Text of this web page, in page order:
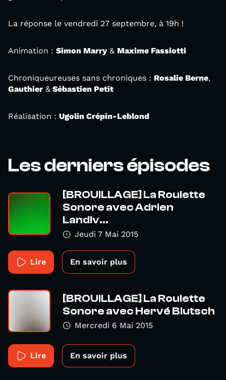
La réponse le vendredi 27 septembre, à 19h !
Animation : Simon Marry& Maxime Fassiotti
Chroniqueureuses sans chroniques : Rosalie Berne,
Gauthier & Sébastien Petit
Réalisation : Ugolin Crépin-Leblond
Les derniers épisodes
[BROUILLAGE] La Roulette
Sonore avec Adrien
Landiv...
Jeudi 7 Mai 2015
Lire En savoir plus
[BROUILLAGE] La Roulette
Sonore avec Hervé Blutsch
Mercredi 6 Mai 2015
Lire En savoir plus